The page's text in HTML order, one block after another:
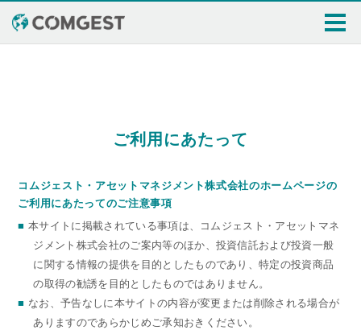
レポート
個人投資家の皆さまへ
ご利用にあたって
コムジェスト・アセットマネジメント株式会社のホームページの
ご利用にあたってのご注意事項
■ 本サイトに掲載されている事項は、コムジェスト・アセットマネ
ジメント株式会社のご案内等のほか、投資信託および投資一般
に関する情報の提供を目的としたものであり、特定の投資商品
の取得の勧誘を目的としたものではありません。
■ なお、予告なしに本サイトの内容が変更または削除される場合が
ありますのであらかじめご承知おきください。